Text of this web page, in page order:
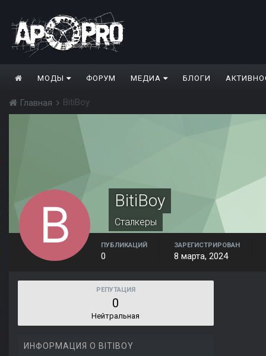
МОДЫ ФОРУМ МЕДИА БЛОГИ
Главная BitiBoy
BitiBoy
Сталкеры
ПУБЛИКАЦИЙ
0
ЗАРЕГИСТРИРОВАН
8 марта, 2024
РЕПУТАЦИЯ
0
Нейтральная
ИНФОРМАЦИЯ О BITIBOY